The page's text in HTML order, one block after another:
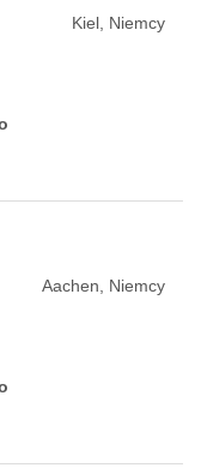
Kiel, Niemcy
Aachen, Niemcy